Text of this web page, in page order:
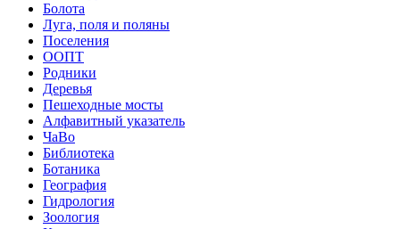
Болота
Луга, поля и поляны
Поселения
ООПТ
Родники
Деревья
Пешеходные мосты
Алфавитный указатель
ЧаВо
Библиотека
Ботаника
География
Гидрология
Зоология